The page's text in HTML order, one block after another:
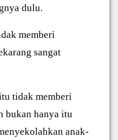
dulu.
memberi
sangat
tidak memberi
bukan hanya itu
anak-